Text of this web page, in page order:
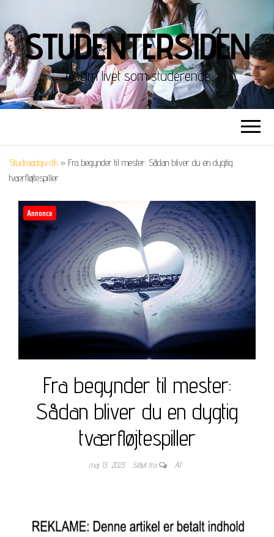
STUDENTERSIDEN
Alt om livet som studerende
Studraadgiv.dk » Fra begynder til mester: Sådan bliver du en dygtig
tværfløjtespiller
Annonce
Fra begynder til mester:
Sådan bliver du en dygtig
tværfløjtespiller
maj 13, 2023 Slået fra Af